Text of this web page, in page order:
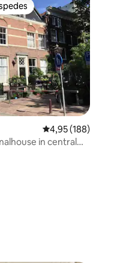
358 avaliações
dos hóspedes
4,95 de uma avaliação
4,95 (188)